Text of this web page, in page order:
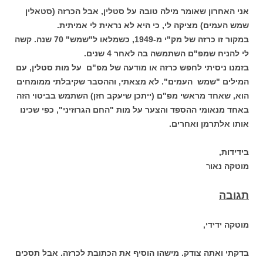
אני האחרון שאומר מילה טובה על סטלין, אבל הכרזה (סטאלין
שמש העמים) מציקה לי, כי היא לא נראית לי אמיתית.
במקור זו כרזה של מק"י מ-1949, כשמלאו ל"שמש" 70 שנה. קשה
לי להניח שמפ"ם השתמשה בה לאחר 4 שנים.
בזמנו ניסיתי לחפש כרזה או מודעה של מפ"ם על מות סטלין, עם
המילים "שמש העמים". לא מצאתי, וההסבר שקיבלתי ממומחים
הוא, שאחד מראשי מפ"ם (ייתכן שיעקב חזן) השתמש בביטוי הזה
באחד מנאומי ההספד והצער על מות "החם הגרוזיני", כפי שכינו
אותו אלתרמן ואחרים.
בידידות,
מוטקה נאור
תגובה
מוטקה ידידי,
בדקתי ואתה צודק. מישהו הוסיף את הכתובת לכרזה. אבל תסכים